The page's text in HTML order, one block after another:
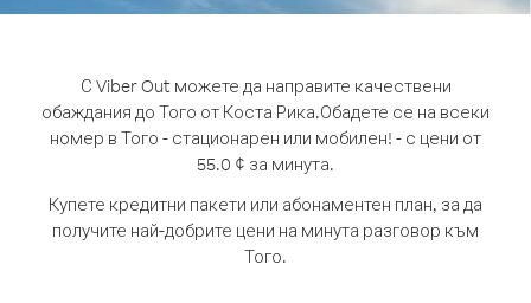
С Viber Out можете да направите качествени
обаждания до Того от Коста Рика.Обадете се на всеки
номер в Того - стационарен или мобилен! - с цени от
55.0 ¢ за минута.
Купете кредитни пакети или абонаментен план, за да
получите най-добрите цени на минута разговор към
Того.